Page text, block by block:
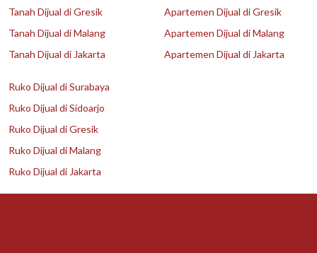
Tanah Dijual di Gresik
Tanah Dijual di Malang
Tanah Dijual di Jakarta
Apartemen Dijual di Gresik
Apartemen Dijual di Malang
Apartemen Dijual di Jakarta
Ruko Dijual di Surabaya
Ruko Dijual di Sidoarjo
Ruko Dijual di Gresik
Ruko Dijual di Malang
Ruko Dijual di Jakarta